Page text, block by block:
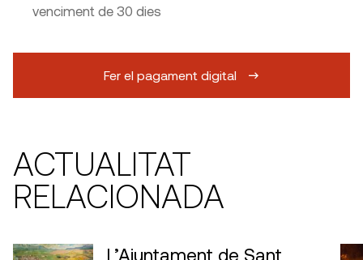
venciment de 30 dies
Fer el pagament digital
ACTUALITAT
RELACIONADA
L’Ajuntament de Sant